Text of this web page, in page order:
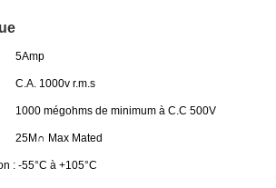
5Amp
C.A. 1000v r.m.s
1000 mégohms de minimum à C.C 500V
25M∩ Max Mated
: -55°C à +105°C